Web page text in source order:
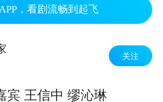
，看剧流畅到起飞
关注
宾 王信中 缪沁琳